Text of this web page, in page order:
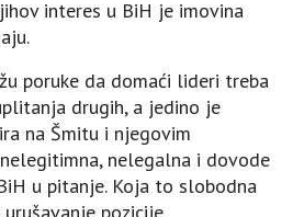
interes u BiH je imovina
poruke da domaći lideri treba
drugih, a jedino je
na Šmitu i njegovim
nelegalna i dovode
u pitanje. Koja to slobodna
pozicije